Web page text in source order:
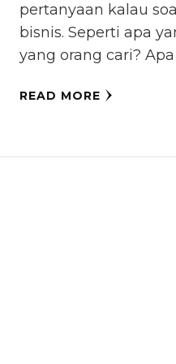
pertanyaan kalau
bisnis. Seperti apa
yang orang cari?
READ MORE